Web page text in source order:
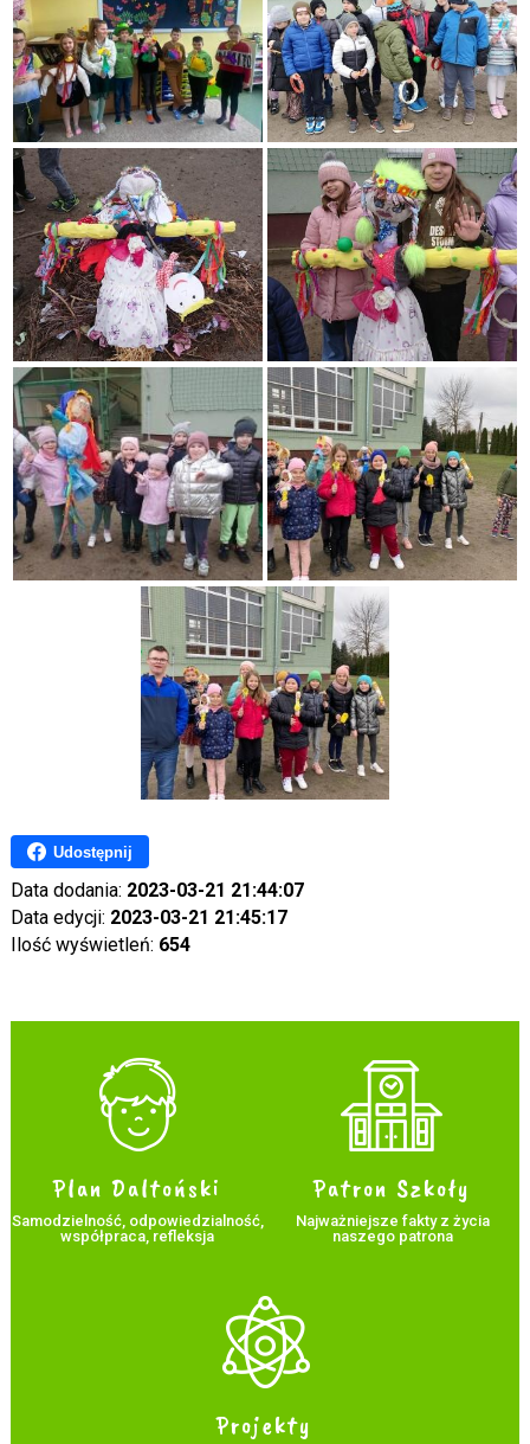
Udostępnij
Data dodania: 2023-03-21 21:44:07
Data edycji: 2023-03-21 21:45:17
Ilość wyświetleń: 654
Plan Daltoński
Samodzielność, odpowiedzialność,
współpraca, refleksja
Patron Szkoły
Najważniejsze fakty z życia
naszego patrona
Projekty